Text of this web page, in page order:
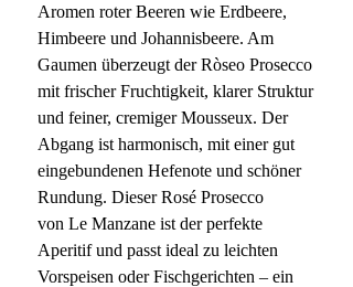
Aromen roter Beeren wie Erdbeere,
Himbeere und Johannisbeere. Am
Gaumen überzeugt der Ròseo Prosecco
mit frischer Fruchtigkeit, klarer Struktur
und feiner, cremiger Mousseux. Der
Abgang ist harmonisch, mit einer gut
eingebundenen Hefenote und schöner
Rundung. Dieser Rosé Prosecco
von Le Manzane ist der perfekte
Aperitif und passt ideal zu leichten
Vorspeisen oder Fischgerichten – ein